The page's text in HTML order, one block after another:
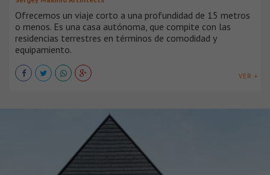
Ofrecemos un viaje corto a una profundidad de 15 metros
o menos. Es una casa autónoma, que compite con las
residencias terrestres en términos de comodidad y
equipamiento.
VER +